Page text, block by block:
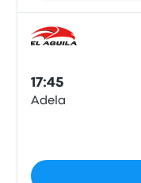
17:45
Adela